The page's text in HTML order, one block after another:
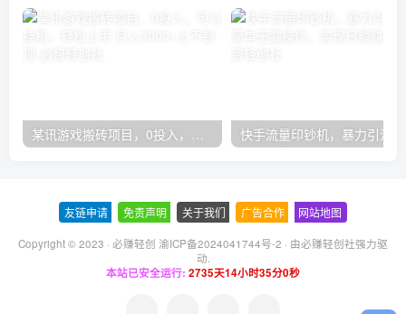
友链申请 免责声明 关于我们 广告合作 网站地图
Copyright © 2023 · 必赚轻创 渝ICP备2024041744号-2 · 由必赚轻创社强力驱
动.
本站已安全运行: 2735天14小时35分1秒